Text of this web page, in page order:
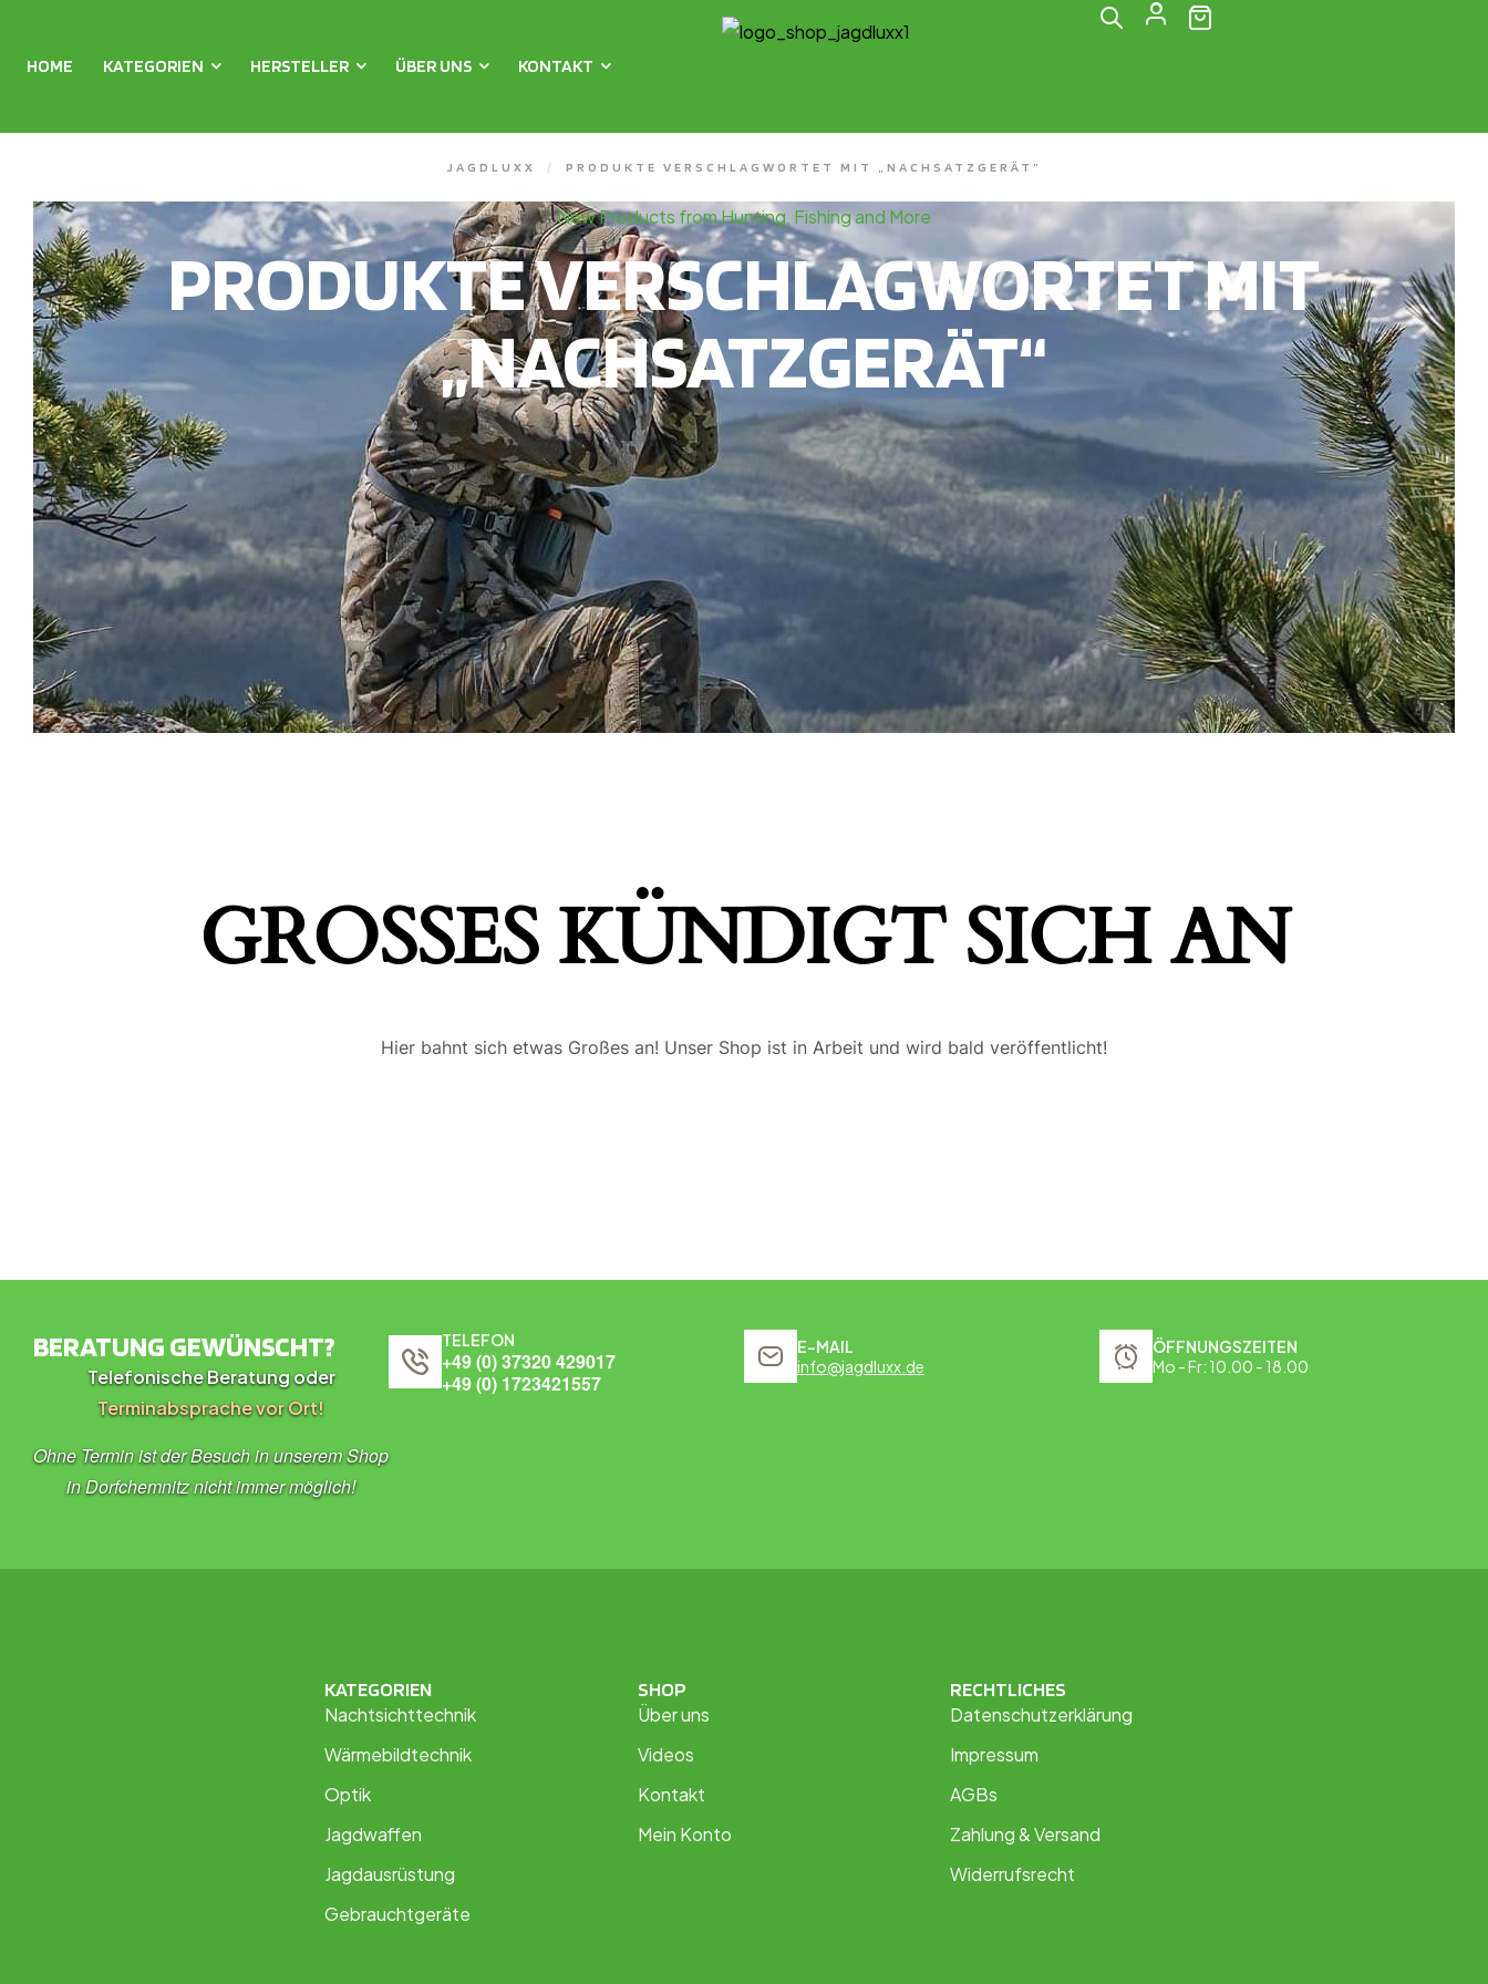
HOME KATEGORIEN HERSTELLER ÜBER UNS KONTAKT
JAGDLUXX / PRODUKTE VERSCHLAGWORTET MIT „NACHSATZGERÄT“
New Products from Hunting, Fishing and More
PRODUKTE VERSCHLAGWORTET MIT
„NACHSATZGERÄT“
GROSSES KÜNDIGT SICH AN
Hier bahnt sich etwas Großes an! Unser Shop ist in Arbeit und wird bald veröffentlicht!
BERATUNG GEWÜNSCHT?
Telefonische Beratung oder
Terminabsprache vor Ort!
Ohne Termin ist der Besuch in unserem Shop
in Dorfchemnitz nicht immer möglich!
TELEFON
+49 (0) 37320 429017
+49 (0) 1723421557
E-MAIL
info@jagdluxx.de
ÖFFNUNGSZEITEN
Mo - Fr: 10.00 - 18.00
KATEGORIEN
Nachtsichttechnik
Wärmebildtechnik
Optik
Jagdwaffen
Jagdausrüstung
Gebrauchtgeräte
SHOP
Über uns
Videos
Kontakt
Mein Konto
RECHTLICHES
Datenschutzerklärung
Impressum
AGBs
Zahlung & Versand
Widerrufsrecht